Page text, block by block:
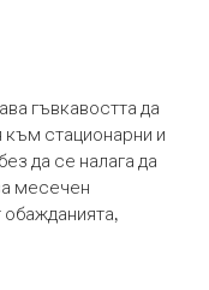
гъвкавостта да
стационарни и
да се налага да
месечен